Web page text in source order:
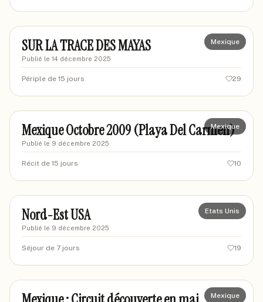
kokiyage
Mexique
SUR LA TRACE DES MAYAS
Publié le 14 décembre 2025
Périple de 15 jours 29
nathy33
Mexique
Mexique Octobre 2009 (Playa Del Carmen)
Publié le 9 décembre 2025
Récit de 15 jours 10
chevalij
Etats Unis
Nord-Est USA
Publié le 9 décembre 2025
Séjour de 7 jours 19
lefilsdu
Mexique